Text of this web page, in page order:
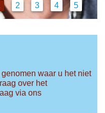
2 3 4 5
waar u het niet
over het
via ons